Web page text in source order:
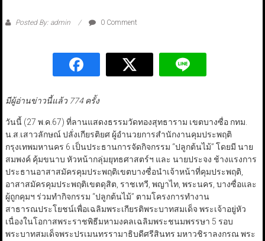
Posted By: admin 0 Comment
มีผู้อ่านข่าวนี้แล้ว 774 ครั้ง
วันนี้ (27 พ.ค.67) ที่ลานแสดงธรรมวัดทองสุทธาราม เขตบางซื่อ กทม.
น.ส.เสาวลักษณ์ ปลั่งเกียรติยศ ผู้อำนวยการสำนักงานคุมประพฤติ
กรุงเทพมหานคร 6 เป็นประธานการจัดกิจกรรม “ปลูกต้นไม้” โดยมี นาย
สมพงค์ คุ้มขนาบ หัวหน้ากลุ่มยุทธศาสตร์ฯ และ นายประจง ช้างแรงการ
ประธานอาสาสมัครคุมประพฤติเขตบางซื่อนำเจ้าหน้าที่คุมประพฤติ,
อาสาสมัครคุมประพฤติเขตดุสิต, ราชเทวี, พญาไท, พระนคร, บางซื่อและ
ผู้ถูกคุมฯ ร่วมทำกิจกรรม “ปลูกต้นไม้” ตามโครงการทำงาน
สาธารณประโยชน์เพื่อเฉลิมพระเกียรติพระบาทสมเด็จ พระเจ้าอยู่หัว
เนื่องในโอกาสพระราชพิธีมหามงคลเฉลิมพระชนมพรรษา 5 รอบ
พระบาทสมเด็จพระปรเมนทรรามาธิบดีศรีสินทร มหาวชิราลงกรณ พระ